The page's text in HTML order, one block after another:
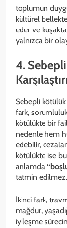
toplumun
kültürel
eder ve
yalnızca bir
4.
Sebepli
fark,
kötülükte bir
nedenle hem
edebilir,
kötülükte ise
anlamda
tatmin edilmez.
İkinci fark,
mağdur,
iyileşme